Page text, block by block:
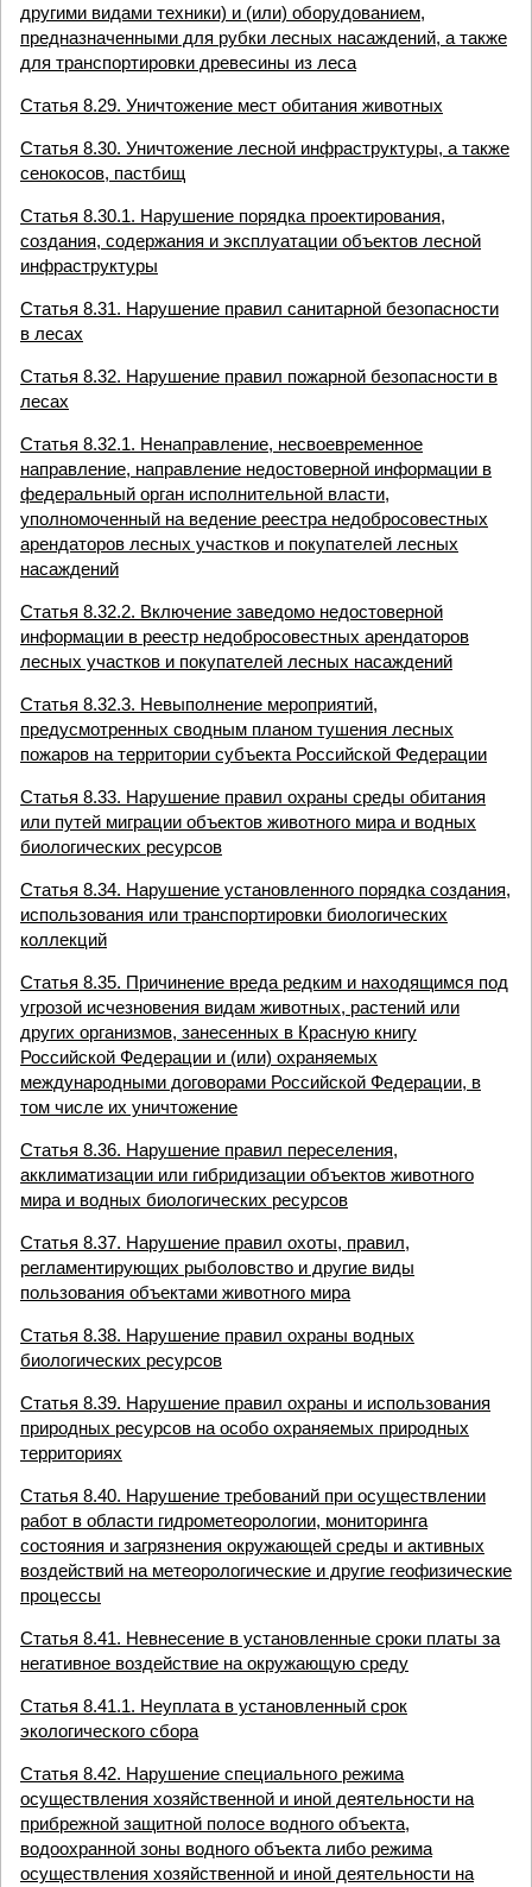
другими видами техники) и (или) оборудованием,
предназначенными для рубки лесных насаждений, а также
для транспортировки древесины из леса
Статья 8.29. Уничтожение мест обитания животных
Статья 8.30. Уничтожение лесной инфраструктуры, а также
сенокосов, пастбищ
Статья 8.30.1. Нарушение порядка проектирования,
создания, содержания и эксплуатации объектов лесной
инфраструктуры
Статья 8.31. Нарушение правил санитарной безопасности
в лесах
Статья 8.32. Нарушение правил пожарной безопасности в
лесах
Статья 8.32.1. Ненаправление, несвоевременное
направление, направление недостоверной информации в
федеральный орган исполнительной власти,
уполномоченный на ведение реестра недобросовестных
арендаторов лесных участков и покупателей лесных
насаждений
Статья 8.32.2. Включение заведомо недостоверной
информации в реестр недобросовестных арендаторов
лесных участков и покупателей лесных насаждений
Статья 8.32.3. Невыполнение мероприятий,
предусмотренных сводным планом тушения лесных
пожаров на территории субъекта Российской Федерации
Статья 8.33. Нарушение правил охраны среды обитания
или путей миграции объектов животного мира и водных
биологических ресурсов
Статья 8.34. Нарушение установленного порядка создания,
использования или транспортировки биологических
коллекций
Статья 8.35. Причинение вреда редким и находящимся под
угрозой исчезновения видам животных, растений или
других организмов, занесенных в Красную книгу
Российской Федерации и (или) охраняемых
международными договорами Российской Федерации, в
том числе их уничтожение
Статья 8.36. Нарушение правил переселения,
акклиматизации или гибридизации объектов животного
мира и водных биологических ресурсов
Статья 8.37. Нарушение правил охоты, правил,
регламентирующих рыболовство и другие виды
пользования объектами животного мира
Статья 8.38. Нарушение правил охраны водных
биологических ресурсов
Статья 8.39. Нарушение правил охраны и использования
природных ресурсов на особо охраняемых природных
территориях
Статья 8.40. Нарушение требований при осуществлении
работ в области гидрометеорологии, мониторинга
состояния и загрязнения окружающей среды и активных
воздействий на метеорологические и другие геофизические
процессы
Статья 8.41. Невнесение в установленные сроки платы за
негативное воздействие на окружающую среду
Статья 8.41.1. Неуплата в установленный срок
экологического сбора
Статья 8.42. Нарушение специального режима
осуществления хозяйственной и иной деятельности на
прибрежной защитной полосе водного объекта,
водоохранной зоны водного объекта либо режима
осуществления хозяйственной и иной деятельности на